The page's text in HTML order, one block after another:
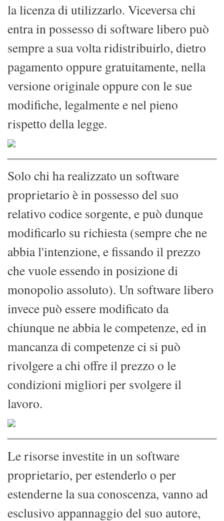
la licenza di utilizzarlo. Viceversa chi
entra in possesso di software libero può
sempre a sua volta ridistribuirlo, dietro
pagamento oppure gratuitamente, nella
versione originale oppure con le sue
modifiche, legalmente e nel pieno
rispetto della legge.
Solo chi ha realizzato un software
proprietario è in possesso del suo
relativo codice sorgente, e può dunque
modificarlo su richiesta (sempre che ne
abbia l'intenzione, e fissando il prezzo
che vuole essendo in posizione di
monopolio assoluto). Un software libero
invece può essere modificato da
chiunque ne abbia le competenze, ed in
mancanza di competenze ci si può
rivolgere a chi offre il prezzo o le
condizioni migliori per svolgere il
lavoro.
Le risorse investite in un software
proprietario, per estenderlo o per
estenderne la sua conoscenza, vanno ad
esclusivo appannaggio del suo autore,